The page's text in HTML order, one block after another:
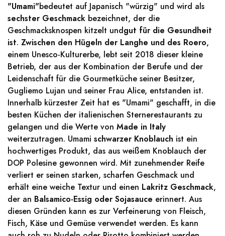
"Umami"bedeutet auf Japanisch "würzig" und wird als
sechster Geschmack bezeichnet, der die
Geschmacksknospen kitzelt undgut für die Gesundheit
ist. Zwischen den Hügeln der Langhe und des Roero,
einem Unesco-Kulturerbe, lebt seit 2018 dieser kleine
Betrieb, der aus der Kombination der Berufe und der
Leidenschaft für die Gourmetküche seiner Besitzer,
Gugliemo Lujan und seiner Frau Alice, entstanden ist.
Innerhalb kürzester Zeit hat es "Umami" geschafft, in die
besten Küchen der italienischen Sternerestaurants zu
gelangen und die Werte von Made in Italy
weiterzutragen. Umami schwarzer Knoblauch ist ein
hochwertiges Produkt, das aus weißem Knoblauch der
DOP Polesine gewonnen wird. Mit zunehmender Reife
verliert er seinen starken, scharfen Geschmack und
erhält eine weiche Textur und einen Lakritz Geschmack,
der an Balsamico-Essig oder Sojasauce erinnert. Aus
diesen Gründen kann es zur Verfeinerung von Fleisch,
Fisch, Käse und Gemüse verwendet werden. Es kann